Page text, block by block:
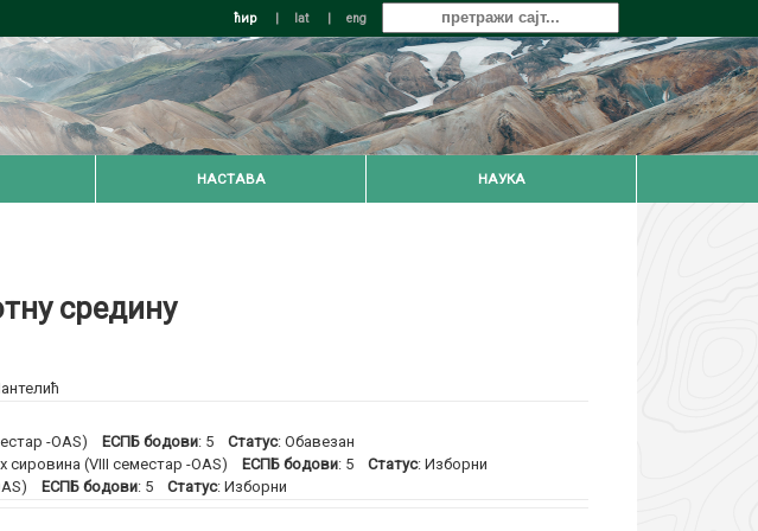
ћир | lat | eng
НАСТАВА НАУКА
средину
-OAS)
ЕСПБ бодови: 5Статус: Обавезан
(VIII семестар -OAS)
ЕСПБ бодови: 5Статус: Изборни
ЕСПБ бодови: 5Статус: Изборни